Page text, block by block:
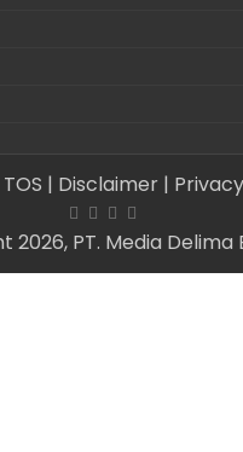
| Disclaimer |
2026, PT. Media Delima